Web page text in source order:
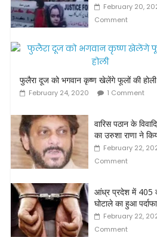
February 20,
Comment
फुलैरा दूज को भगवान कृष्ण खेलेंगे फूलों की होली
February 24, 2020 1 Comment
वारिस पठान के
का उरुशा राणा ने
February 22,
Comment
आंध्र प्रदेश में 405
घोटाले का हुआ
February 22,
Comment